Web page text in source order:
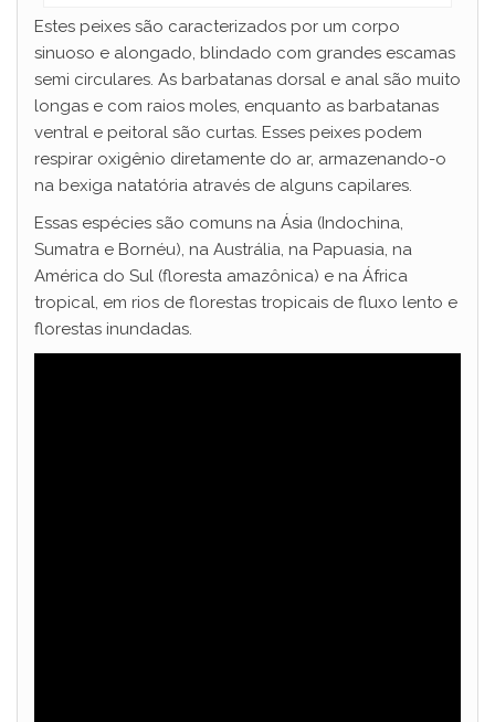
Estes peixes são caracterizados por um corpo
sinuoso e alongado, blindado com grandes escamas
semi circulares. As barbatanas dorsal e anal são muito
longas e com raios moles, enquanto as barbatanas
ventral e peitoral são curtas. Esses peixes podem
respirar oxigênio diretamente do ar, armazenando-o
na bexiga natatória através de alguns capilares.
Essas espécies são comuns na Ásia (Indochina,
Sumatra e Bornéu), na Austrália, na Papuasia, na
América do Sul (floresta amazônica) e na África
tropical, em rios de florestas tropicais de fluxo lento e
florestas inundadas.